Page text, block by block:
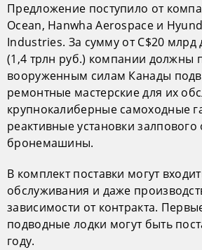
Предложение поступило от
Ocean, Hanwha Aerospace и
Industries. За сумму от C$20 млрд
(1,4 трлн руб.) компании должны
вооруженным силам Канады
ремонтные мастерские для их
крупнокалиберные самоходные
реактивные установки залпового
бронемашины.
В комплект поставки могут
обслуживания и даже
зависимости от контракта.
подводные лодки могут быть
году.